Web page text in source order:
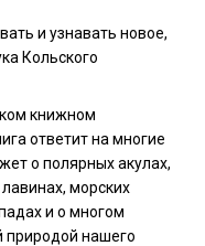
и узнавать новое,
Кольского
книжном
ответит на многие
о полярных акулах,
морских
и о многом
природой нашего